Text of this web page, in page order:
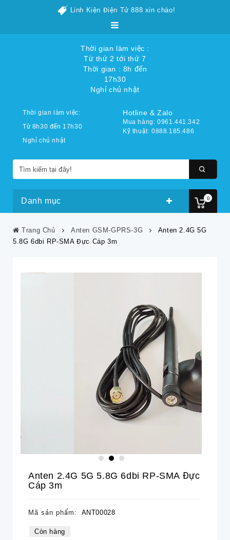
Linh Kiện Điện Tử 888 xin chào!
Thời gian làm việc :
Từ thứ 2 tới thứ 7
Thời gian : 8h đến
17h30
Nghỉ chủ nhật
0
Thời gian làm việc:
Từ 8h30 đến 17h30
Nghỉ chủ nhật
Hotline & Zalo
Mua hàng: 0961.441.342
Kỹ thuật: 0888.185.486
Danh mục
Trang Chủ Anten GSM-GPRS-3G
Anten 2.4G 5G
5.8G 6dbi RP-SMA Đực Cáp 3m
Anten 2.4G 5G 5.8G 6dbi RP-SMA Đực
Cáp 3m
Mã sản phẩm: ANT00028
Còn hàng